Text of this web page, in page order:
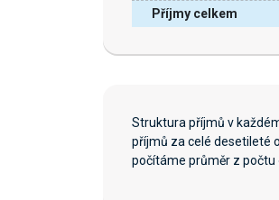
Příjmy celkem
Struktura příjmů v
příjmů za celé desetileté
počítáme průměr z počtu